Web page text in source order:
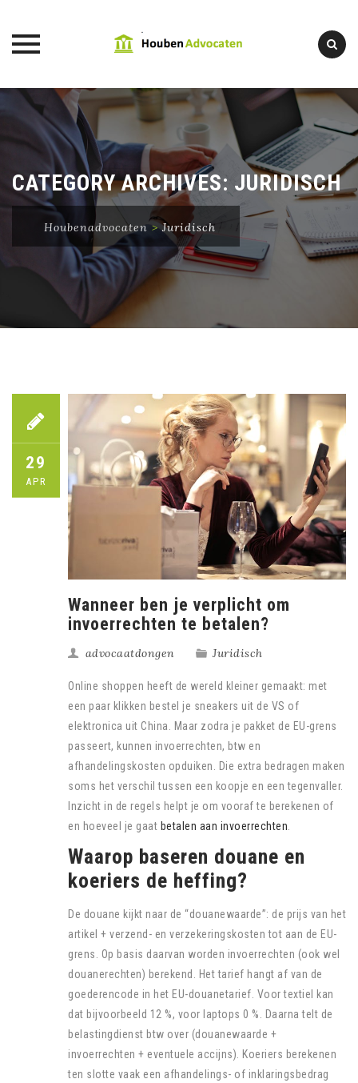
Skip
content
CATEGORY ARCHIVES: JURIDISCH
Houbenadvocaten>Juridisch
29
APR
Wanneer ben je verplicht om
invoerrechten te betalen?
advocaatdongen Juridisch
Online shoppen heeft de wereld kleiner gemaakt: met
een paar klikken bestel je sneakers uit de VS of
elektronica uit China. Maar zodra je pakket de EU-grens
passeert, kunnen invoerrechten, btw en
afhandelingskosten opduiken. Die extra bedragen maken
soms het verschil tussen een koopje en een tegenvaller.
Inzicht in de regels helpt je om vooraf te berekenen of
en hoeveel je gaat betalen aan invoerrechten
Waarop baseren douane en
koeriers de heffing?
De douane kijkt naar de “douanewaarde”: de prijs van het
artikel + verzend- en verzekeringskosten tot aan de EU-
grens. Op basis daarvan worden invoerrechten (ook wel
douanerechten) berekend. Het tarief hangt af van de
goederencode in het EU-douanetarief. Voor textiel kan
dat bijvoorbeeld 12 %, voor laptops 0 %. Daarna telt de
belastingdienst btw over (douanewaarde +
invoerrechten + eventuele accijns). Koeriers berekenen
ten slotte vaak een afhandelings- of inklaringsbedrag